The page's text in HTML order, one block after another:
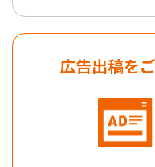
広告出稿を